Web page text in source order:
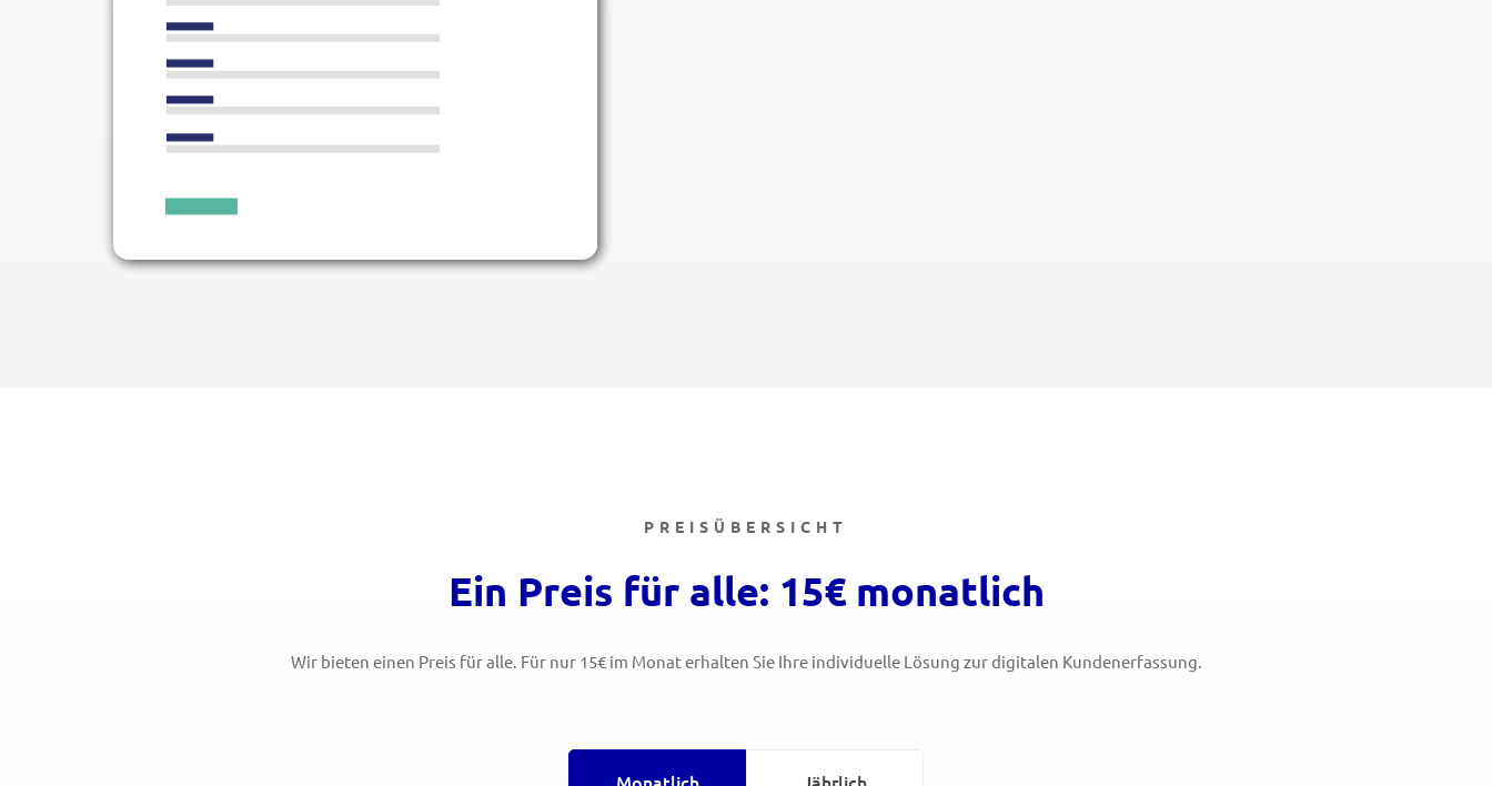
PREISÜBERSICHT
Ein Preis für alle: 15€ monatlich
Wir bieten einen Preis für alle. Für nur 15€ im Monat erhalten Sie Ihre individuelle Lösung zur digitalen Kundenerfassung.